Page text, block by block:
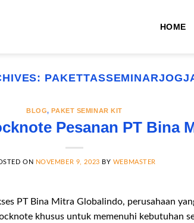
HOME
BLOG,PAKET SEMINAR KIT
Pesanan PT Bina
ON NOVEMBER 9, 2023 BY WEBMASTER
PT Bina Mitra Globalindo, perusahaan
khusus untuk memenuhi kebutuhan